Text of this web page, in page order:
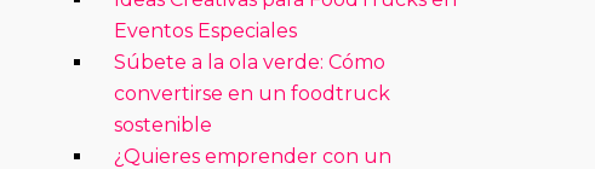
Eventos Especiales
Súbete a la ola verde: Cómo
convertirse en un foodtruck
sostenible
¿Quieres emprender con un